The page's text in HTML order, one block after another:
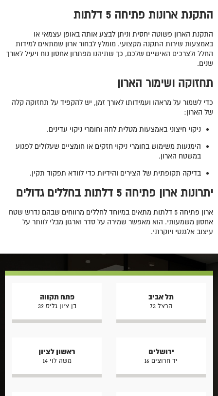
התקנת ארונות פתיחה 5 דלתות
התקנת הארון פשוטה יחסית וניתן לבצע אותה באופן עצמאי או
באמצעות שירות התקנה מקצועי. מומלץ לבחור ארון שמתאים למידות
החלל ולצרכים האישיים שלכם, כך שתיהנו מפתרון אחסון נוח ויעיל לאורך
שנים.
תחזוקה ושימור הארון
כדי לשמור על מראהו ועמידותו לאורך זמן, יש להקפיד על תחזוקה קלה
של הארון:
ניקוי חיצוני באמצעות מטלית לחה וחומרי ניקוי עדינים.
הימנעות משימוש בחומרי ניקוי חזקים או חומציים שעלולים לפגוע
במשטח הארון.
בדיקה תקופתית של הצירים והידיות כדי לוודא תפקוד תקין.
יתרונות ארון פתיחה 5 דלתות בחללים גדולים
ארון פתיחה 5 דלתות מתאים במיוחד לחללים מרווחים שבהם נדרש שטח
אחסון משמעותי. הוא מאפשר שמירה על סדר וארגון מבלי לוותר על
עיצוב אלגנטי ויוקרתי.
תל אביב
הרצל 73
פתח תקווה
בן ציון גליס 32
ירושלים
יד חרוצים 16
ראשון לציון
משה לוי 14